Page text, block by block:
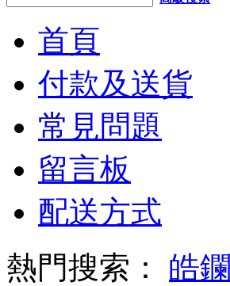
首頁
付款及送貨
常見問題
留言板
配送方式
熱門搜索： 皓